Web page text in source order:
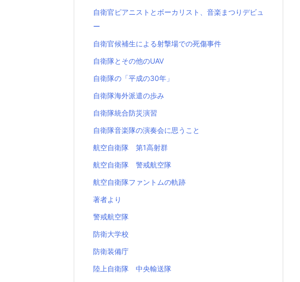
自衛官ピアニストとボーカリスト、音楽まつりデビュ
ー
自衛官候補生による射撃場での死傷事件
自衛隊とその他のUAV
自衛隊の「平成の30年」
自衛隊海外派遣の歩み
自衛隊統合防災演習
自衛隊音楽隊の演奏会に思うこと
航空自衛隊 第1高射群
航空自衛隊 警戒航空隊
航空自衛隊ファントムの軌跡
著者より
警戒航空隊
防衛大学校
防衛装備庁
陸上自衛隊 中央輸送隊